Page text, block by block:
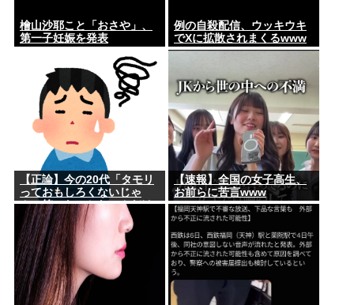
檜山沙耶こと「おさや」、
第一子妊娠を発表
例の自殺配信、ウッキウキ
でXに拡散されまくるwww
【正論】今の20代「タモリ
っておもしろくないじゃ
ん。笑ったことないんだけ
ど、なにがすごいの？」
【速報】全国の女子高生、
お前らに苦言www